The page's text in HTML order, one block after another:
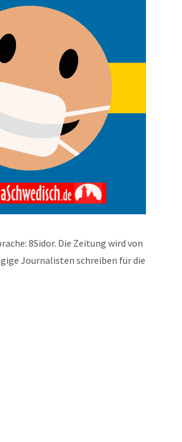
8Sidor. Die Zeitung wird von
Journalisten schreiben für die